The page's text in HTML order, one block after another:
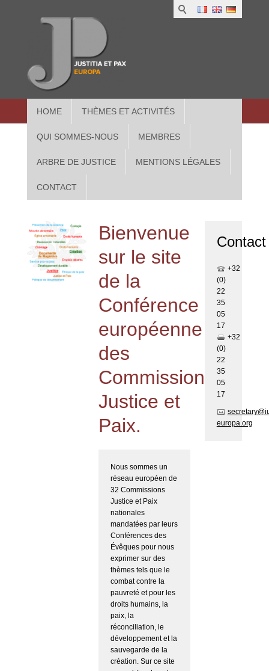
HOME THÈMES ET ACTIVITÉS
QUI SOMMES-NOUS MEMBRES
ARBRE DE JUSTICE MENTIONS LÉGALES
CONTACT
in
Bienvenue
sur le site
de la
Conférence
européenne
des
Commissions
Justice et
Paix.
Nous sommes un
réseau européen de
32 Commissions
Justice et Paix
nationales
mandatées par leurs
Conférences des
Évêques pour nous
exprimer sur des
thèmes tels que le
combat contre la
pauvreté et pour les
droits humains, la
paix, la
réconciliation, le
développement et la
sauvegarde de la
création. Sur ce site
Contact
+32
(0)
22
35
05
17
+32
(0)
22
35
05
17
europa.org